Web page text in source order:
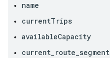
name
currentTrips
availableCapacity
current_route_segment